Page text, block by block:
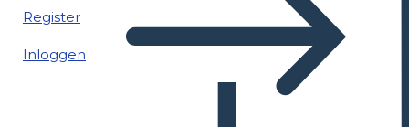
Register
Inloggen